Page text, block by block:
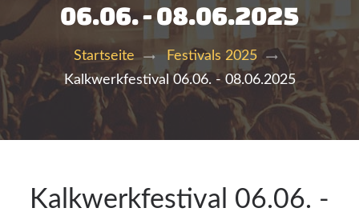
06.06. - 08.06.2025
Startseite
Festivals 2025
Kalkwerkfestival 06.06. - 08.06.2025
Kalkwerkfestival 06.06. -